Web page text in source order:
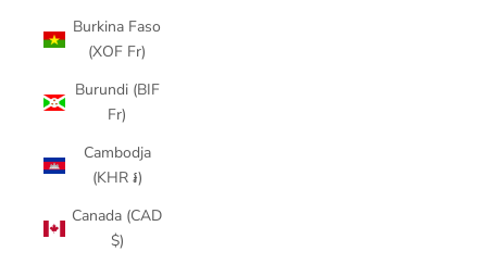
Burkina Faso
(XOF Fr)
Burundi (BIF
Fr)
Cambodja
(KHR ៛)
Canada (CAD
$)